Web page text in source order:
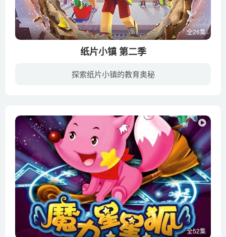
全26集
纸片小镇 第二季
探索纸片小镇的教育奥秘
全52集